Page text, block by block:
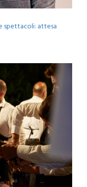
attesa